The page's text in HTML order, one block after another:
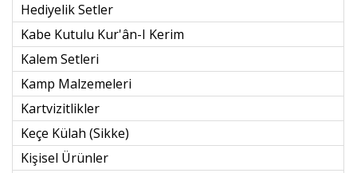
Hediyelik Setler
Kabe Kutulu Kur'ân-I Kerim
Kalem Setleri
Kamp Malzemeleri
Kartvizitlikler
Keçe Külah (sikke)
Kişisel Ürünler